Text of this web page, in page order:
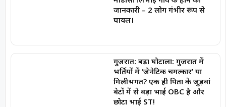
जानकारी – 2 लोग गंभीर रूप से
घायल।
गुजरात: बड़ा घोटाला: गुजरात में
भर्तियों में ‘जेनेटिक चमत्कार’ या
मिलीभगत? एक ही पिता के जुड़वां
बेटों में से बड़ा भाई OBC है और
छोटा भाई ST!